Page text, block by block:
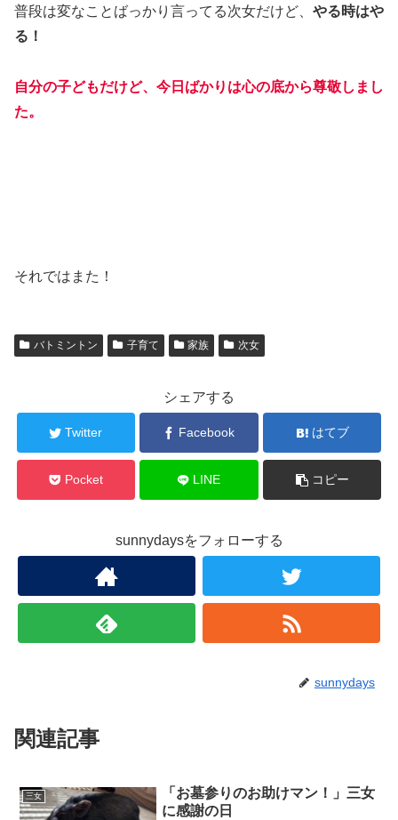
普段は変なことばっかり言ってる次女だけど、 やる時はや
る！
自分の子どもだけど、今日ばかりは心の底から尊敬しまし
た。
それではまた！
バトミントン 子育て 家族 次女
シェアする
Twitter Facebook はてブ
Pocket LINE コピー
sunnydaysをフォローする
sunnydays
関連記事
三女
「お墓参りのお助けマン！」三女
に感謝の日